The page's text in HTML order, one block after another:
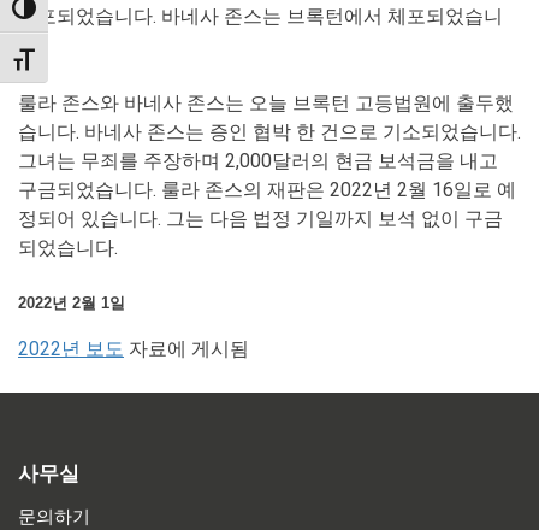
TOGGLE HIGH CONTRAST
TOGGLE FONT SIZE
체포되었습니다. 바네사 존스는 브록턴에서 체포되었습니
다.
룰라 존스와 바네사 존스는 오늘 브록턴 고등법원에 출두했
습니다. 바네사 존스는 증인 협박 한 건으로 기소되었습니다.
그녀는 무죄를 주장하며 2,000달러의 현금 보석금을 내고
구금되었습니다. 룰라 존스의 재판은 2022년 2월 16일로 예
정되어 있습니다. 그는 다음 법정 기일까지 보석 없이 구금
되었습니다.
2022년 2월 1일
2022년 보도 자료에 게시됨
사무실
문의하기